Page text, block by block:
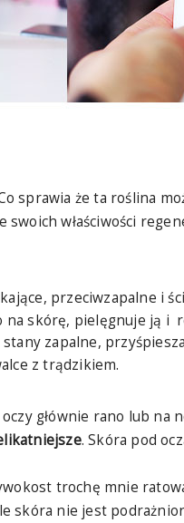
sprawia że ta roślina
właściwości
przeciwzapalne i
na skórę, pielęgnuje ją i
zapalne,
z trądzikiem.
głównie rano lub na
. Skóra pod
trochę mnie
skóra nie jest